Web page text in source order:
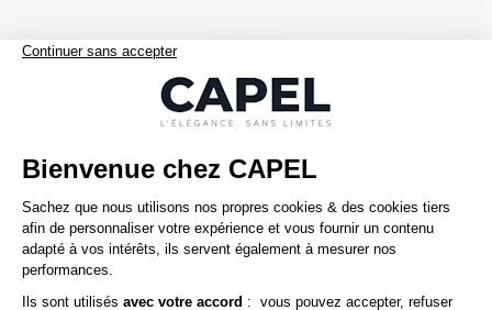
Nos clients aiment aussi